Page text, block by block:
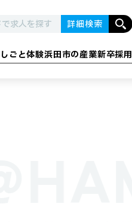
詳細検索
しごと体験浜田市の産業新卒採用